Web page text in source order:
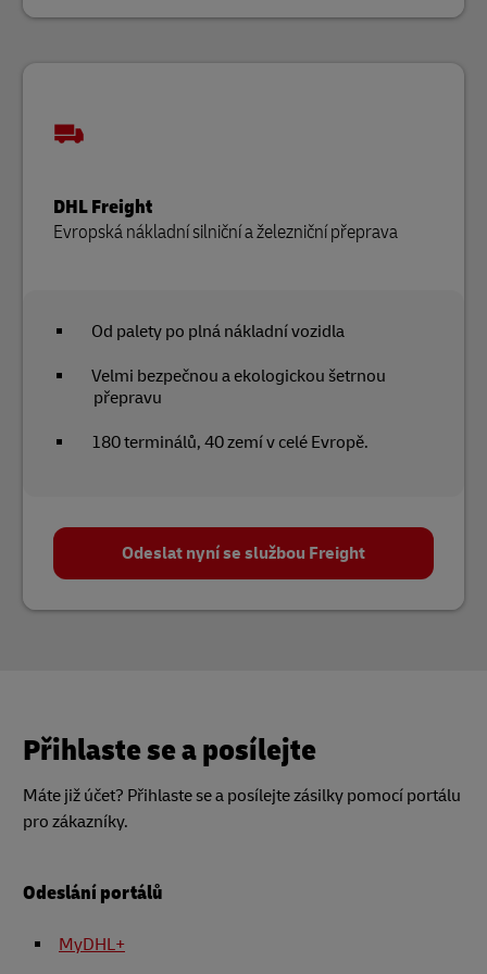
DHL Freight
Evropská nákladní silniční a železniční přeprava
Od palety po plná nákladní vozidla
Velmi bezpečnou a ekologickou šetrnou
přepravu
180 terminálů, 40 zemí v celé Evropě.
Odeslat nyní se službou Freight
Přihlaste se a posílejte
Máte již účet? Přihlaste se a posílejte zásilky pomocí portálu
pro zákazníky.
Odeslání portálů
MyDHL+